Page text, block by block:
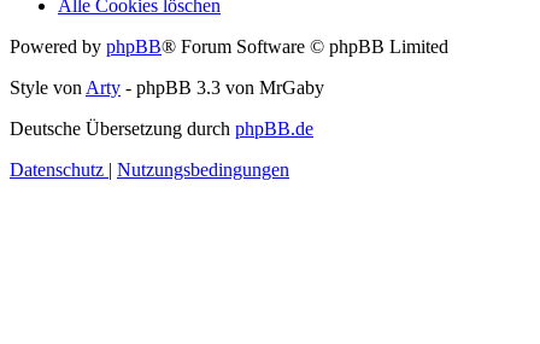
Alle Cookies löschen
Powered by phpBB® Forum Software © phpBB Limited
Style von Arty - phpBB 3.3 von MrGaby
Deutsche Übersetzung durch phpBB.de
Datenschutz | Nutzungsbedingungen